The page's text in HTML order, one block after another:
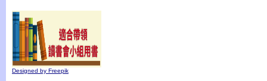
Designed by Freepik